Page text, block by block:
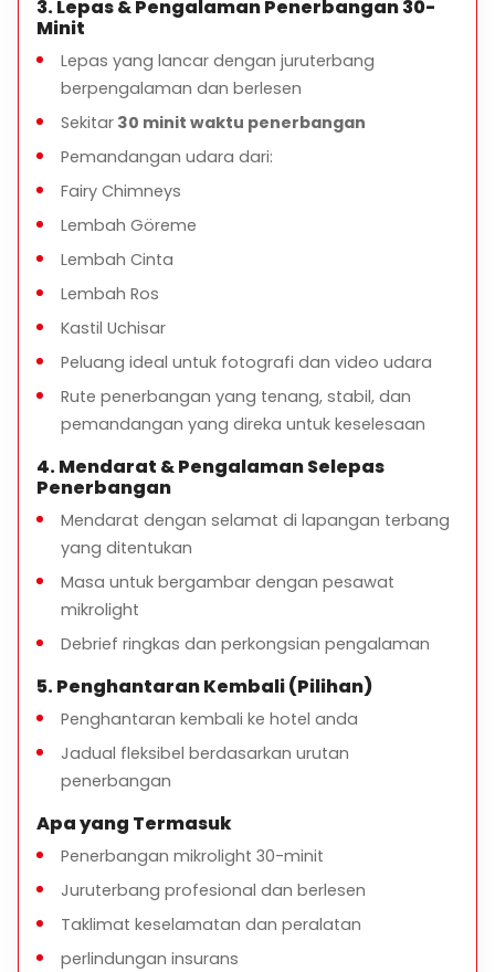
3. Lepas & Pengalaman Penerbangan 30-
Minit
Lepas yang lancar dengan juruterbang
berpengalaman dan berlesen
Sekitar 30 minit waktu penerbangan
Pemandangan udara dari:
Fairy Chimneys
Lembah Göreme
Lembah Cinta
Lembah Ros
Kastil Uchisar
Peluang ideal untuk fotografi dan video udara
Rute penerbangan yang tenang, stabil, dan
pemandangan yang direka untuk keselesaan
4. Mendarat & Pengalaman Selepas
Penerbangan
Mendarat dengan selamat di lapangan terbang
yang ditentukan
Masa untuk bergambar dengan pesawat
mikrolight
Debrief ringkas dan perkongsian pengalaman
5. Penghantaran Kembali (Pilihan)
Penghantaran kembali ke hotel anda
Jadual fleksibel berdasarkan urutan
penerbangan
Apa yang Termasuk
Penerbangan mikrolight 30-minit
Juruterbang profesional dan berlesen
Taklimat keselamatan dan peralatan
perlindungan insurans